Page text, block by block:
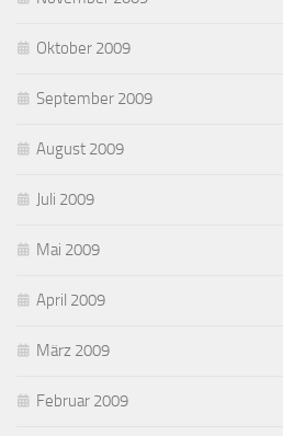
Oktober 2009
September 2009
August 2009
Juli 2009
Mai 2009
April 2009
März 2009
Februar 2009